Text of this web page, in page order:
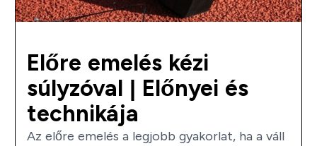
Előre emelés kézi
súlyzóval | Előnyei és
technikája
Az előre emelés a legjobb gyakorlat, ha a váll